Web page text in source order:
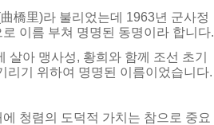
橋里)라 불리었는데 1963년 군사정
이름 부쳐 명명된 동명이라 합니다.
아 맹사성, 황희와 함께 조선 초기
리기 위하여 명명된 이름이었습니다.
청렴의 도덕적 가치는 참으로 중요